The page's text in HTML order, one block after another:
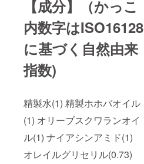
【成分】（かっこ
内数字はISO16128
に基づく自然由来
指数)
精製水(1) 精製ホホバオイル
(1) オリーブスクワランオイ
ル(1) ナイアシンアミド(1)
オレイルグリセリル(0.73)